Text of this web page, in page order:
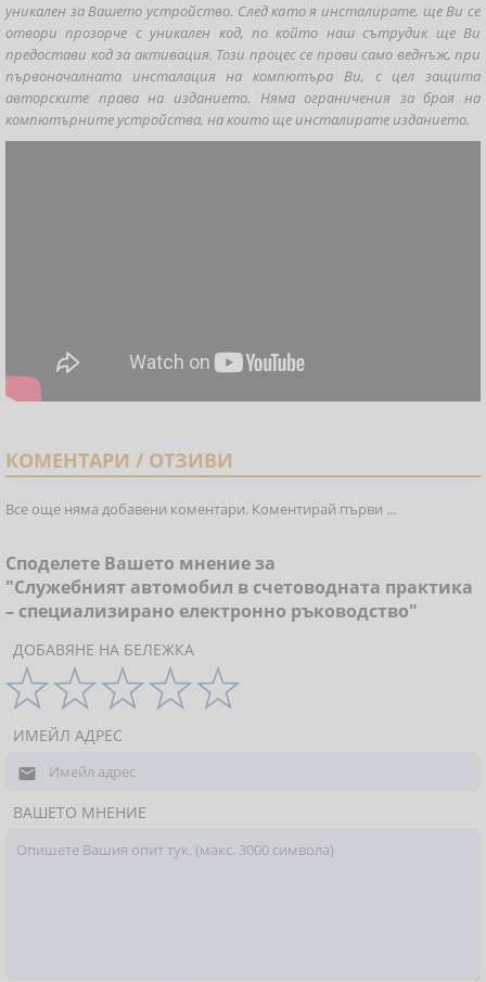
уникален за Вашето устройство. След като я инсталирате, ще Ви се
отвори прозорче с уникален код, по който наш сътрудик ще Ви
предостави код за активация. Този процес се прави само веднъж, при
първоначалната инсталация на компютъра Ви, с цел защита
авторските права на изданието. Няма ограничения за броя на
компютърните устройства, на които ще инсталирате изданието.
КОМЕНТАРИ / ОТЗИВИ
Все още няма добавени коментари. Коментирай първи ...
Споделете Вашето мнение за
"Служебният автомобил в счетоводната практика
– специализирано електронно ръководство"
ДОБАВЯНЕ НА БЕЛЕЖКА
ИМЕЙЛ АДРЕС

ВАШЕТО МНЕНИЕ